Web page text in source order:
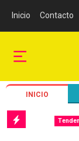
Inicio Contacto
INICIO
Tendencias